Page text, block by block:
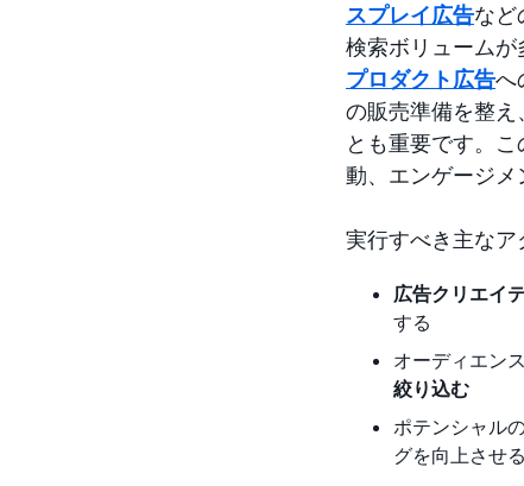
スプレイ広告など
検索ボリューム
プロダクト広告へ
の販売準備を整
とも重要です。
動、エンゲージメ
実行すべき主なア
広告クリエイ
する
オーディエン
絞り込む
ポテンシャル
グを向上させる